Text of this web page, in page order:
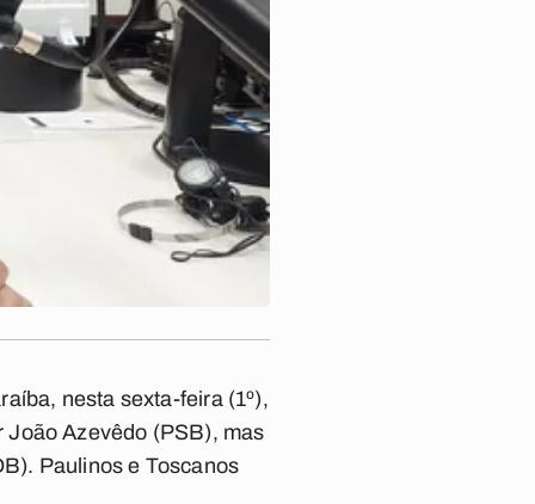
nesta sexta-feira (1º),
João Azevêdo (PSB), mas
Paulinos e Toscanos